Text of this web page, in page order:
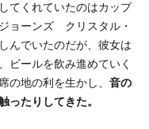
てくれていたのはカップ
ョーンズ クリスタル・
んでいたのだが、彼女は
ビールを飲み進めていく
の地の利を生かし、 音の
ったりしてきた。